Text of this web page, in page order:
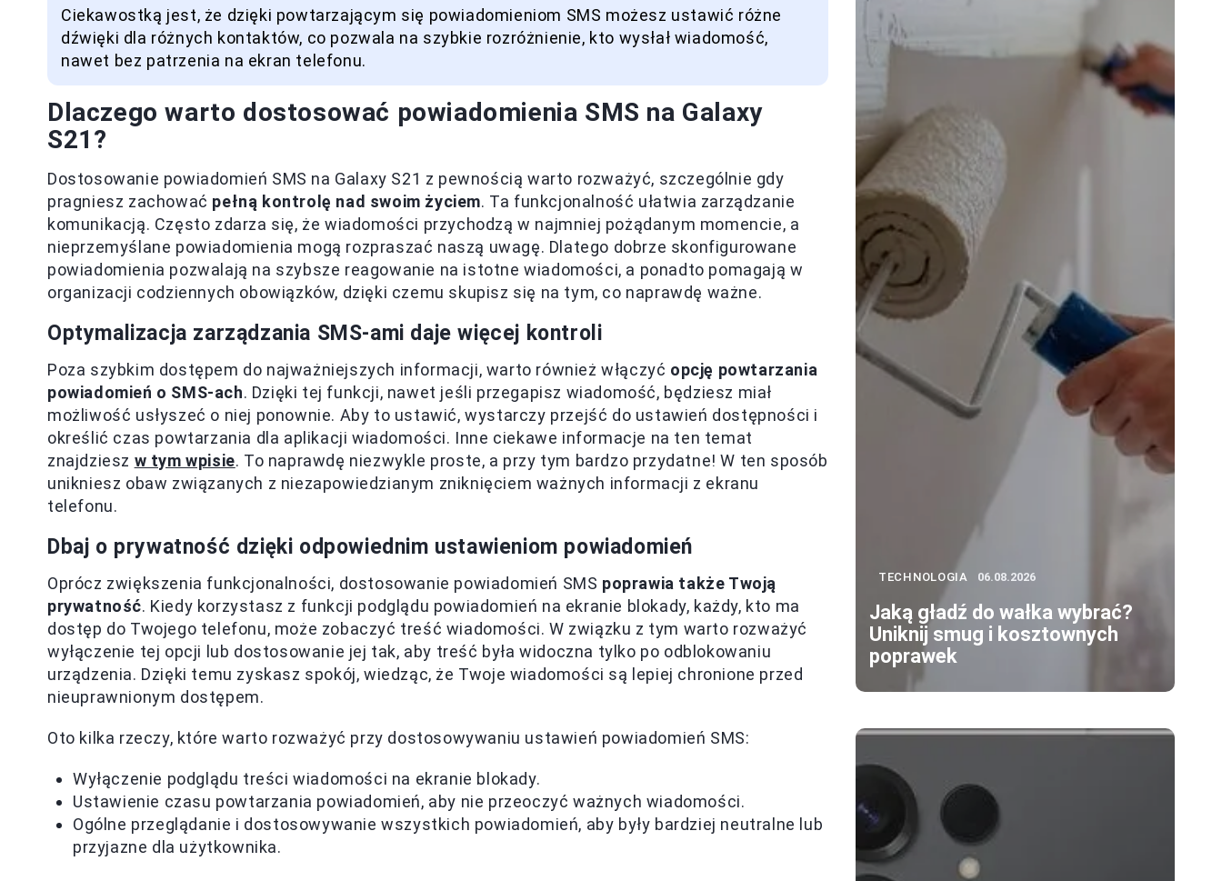
Ciekawostką jest, że dzięki powtarzającym się powiadomieniom SMS możesz ustawić różne
dźwięki dla różnych kontaktów, co pozwala na szybkie rozróżnienie, kto wysłał wiadomość,
nawet bez patrzenia na ekran telefonu.
Dlaczego warto dostosować powiadomienia SMS na Galaxy
S21?
Dostosowanie powiadomień SMS na Galaxy S21 z pewnością warto rozważyć, szczególnie gdy
pragniesz zachować pełną kontrolę nad swoim życiem. Ta funkcjonalność ułatwia zarządzanie
komunikacją. Często zdarza się, że wiadomości przychodzą w najmniej pożądanym momencie, a
nieprzemyślane powiadomienia mogą rozpraszać naszą uwagę. Dlatego dobrze skonfigurowane
powiadomienia pozwalają na szybsze reagowanie na istotne wiadomości, a ponadto pomagają w
organizacji codziennych obowiązków, dzięki czemu skupisz się na tym, co naprawdę ważne.
Optymalizacja zarządzania SMS-ami daje więcej kontroli
Poza szybkim dostępem do najważniejszych informacji, warto również włączyć opcję powtarzania
powiadomień o SMS-ach. Dzięki tej funkcji, nawet jeśli przegapisz wiadomość, będziesz miał
możliwość usłyszeć o niej ponownie. Aby to ustawić, wystarczy przejść do ustawień dostępności i
określić czas powtarzania dla aplikacji wiadomości. Inne ciekawe informacje na ten temat
znajdziesz w tym wpisie. To naprawdę niezwykle proste, a przy tym bardzo przydatne! W ten sposób
unikniesz obaw związanych z niezapowiedzianym zniknięciem ważnych informacji z ekranu
telefonu.
Dbaj o prywatność dzięki odpowiednim ustawieniom powiadomień
Oprócz zwiększenia funkcjonalności, dostosowanie powiadomień SMS poprawia także Twoją
prywatność. Kiedy korzystasz z funkcji podglądu powiadomień na ekranie blokady, każdy, kto ma
dostęp do Twojego telefonu, może zobaczyć treść wiadomości. W związku z tym warto rozważyć
wyłączenie tej opcji lub dostosowanie jej tak, aby treść była widoczna tylko po odblokowaniu
urządzenia. Dzięki temu zyskasz spokój, wiedząc, że Twoje wiadomości są lepiej chronione przed
nieuprawnionym dostępem.
Oto kilka rzeczy, które warto rozważyć przy dostosowywaniu ustawień powiadomień SMS:
Wyłączenie podglądu treści wiadomości na ekranie blokady.
Ustawienie czasu powtarzania powiadomień, aby nie przeoczyć ważnych wiadomości.
Ogólne przeglądanie i dostosowywanie wszystkich powiadomień, aby były bardziej neutralne lub
przyjazne dla użytkownika.
TECHNOLOGIA 06.08.2026
Jaką gładź do wałka wybrać?
Uniknij smug i kosztownych
poprawek